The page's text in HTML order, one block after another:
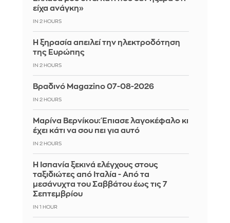
είχα ανάγκη»
IN 2 HOURS
Η ξηρασία απειλεί την ηλεκτροδότηση
της Ευρώπης
IN 2 HOURS
Βραδινό Magazino 07-08-2026
IN 2 HOURS
Μαρίνα Βερνίκου: Έπιασε λαγοκέφαλο κι
έχει κάτι να σου πει για αυτό
IN 2 HOURS
Η Ισπανία ξεκινά ελέγχους στους
ταξιδιώτες από Ιταλία - Από τα
μεσάνυχτα του Σαββάτου έως τις 7
Σεπτεμβρίου
IN 1 HOUR